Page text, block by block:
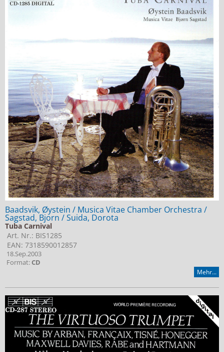
Baadsvik, Øystein / Musica Vitae Chamber Orchestra /
Sagstad, Bjorn / Suida, Dorota
Tuba Carnival
Art. Nr.: BIS1285
EAN: 7318590012857
18.Sep.2003
Format:CD
Mehr...